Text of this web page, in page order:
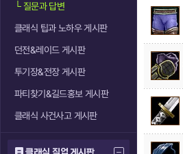
└질문과 답변
클래식 팁과 노하우 게시판
던전&레이드 게시판
투기장&전장 게시판
파티찾기&길드홍보 게시판
클래식 사건사고 게시판
클래식 직업 게시판